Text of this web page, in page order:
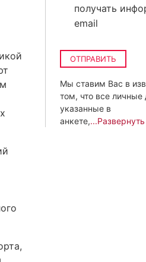
получать
email
ОТПРАВИТЬ
Мы ставим Вас в
том, что все личные
указанные в
анкете,...Развернуть